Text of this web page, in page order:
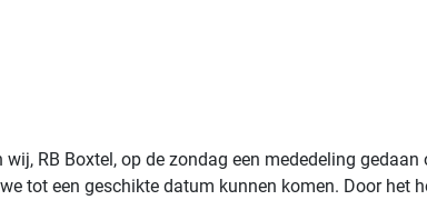
wij, RB Boxtel, op de zondag een mededeling
tot een geschikte datum kunnen komen. Door